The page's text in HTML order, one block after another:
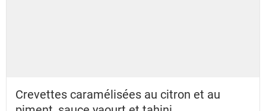
Crevettes caramélisées au citron et au